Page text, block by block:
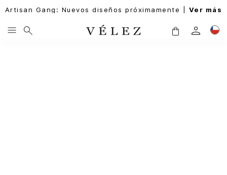
Artisan Gang: Nuevos diseños próximamente | Ver más